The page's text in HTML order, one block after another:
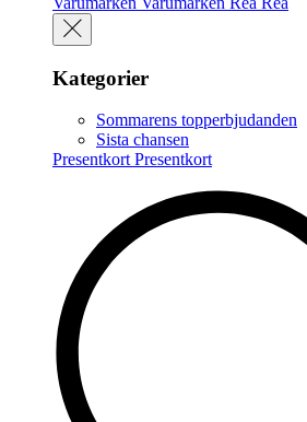
Kategorier
Sommarens topperbjudanden
Sista chansen
Presentkort Presentkort